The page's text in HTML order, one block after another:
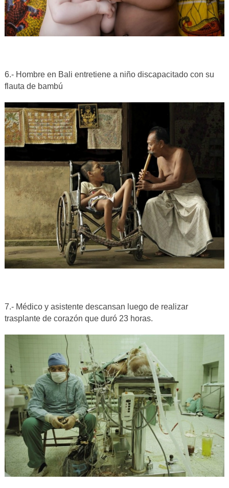
6.- Hombre en Bali entretiene a niño discapacitado con su
flauta de bambú
7.- Médico y asistente descansan luego de realizar
trasplante de corazón que duró 23 horas.